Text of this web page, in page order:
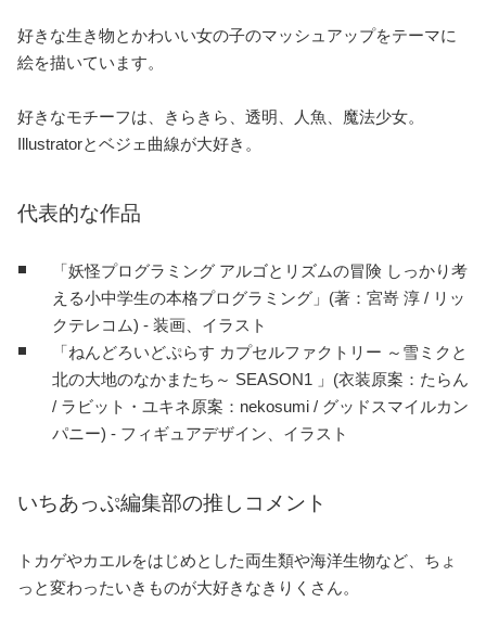
好きな生き物とかわいい女の子のマッシュアップをテーマに
絵を描いています。
好きなモチーフは、きらきら、透明、人魚、魔法少女。
Illustratorとベジェ曲線が大好き。
代表的な作品
「妖怪プログラミング アルゴとリズムの冒険 しっかり考
える小中学生の本格プログラミング」(著：宮嵜 淳 / リッ
クテレコム) - 装画、イラスト
「ねんどろいどぷらす カプセルファクトリー ～雪ミクと
北の大地のなかまたち～ SEASON1 」(衣装原案：たらん
/ ラビット・ユキネ原案：nekosumi / グッドスマイルカン
パニー) - フィギュアデザイン、イラスト
いちあっぷ編集部の推しコメント
トカゲやカエルをはじめとした両生類や海洋生物など、ちょ
っと変わったいきものが大好きなきりくさん。